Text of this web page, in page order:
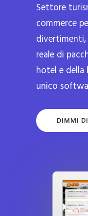
Settore
commerce
reale di
hotel e
unico
DIMMI